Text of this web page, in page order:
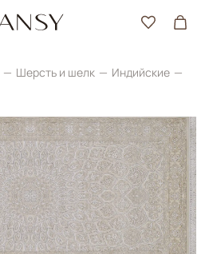
Шерсть и шелк
Индийские